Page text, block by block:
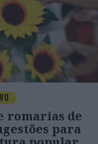
romarias de
para